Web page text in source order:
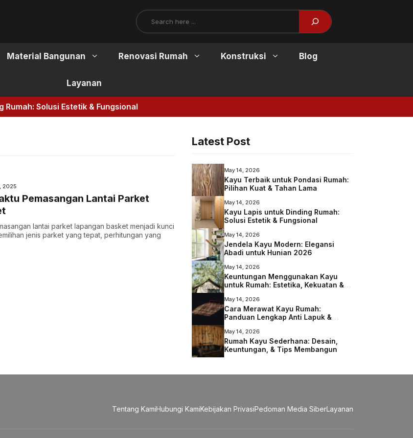
Search Facebook
Material Bangunan Renovasi Rumah Konstruksi Blog
Layanan
Estetik & Fungsional
2025
Pemasangan Lantai Parket
lantai parket lapangan basket menjadi kunci
jenis parket yang tepat, perhitungan yang
Latest Post
May 14, 2026
Kayu Terbaik untuk Pondasi Rumah:
Pilihan Kuat & Tahan Lama
May 14, 2026
Kayu Lapis untuk Dinding Rumah:
Solusi Estetik & Fungsional
May 14, 2026
Jendela Kayu Modern: Elegansi
Abadi untuk Hunian 2026
May 14, 2026
Keuntungan Menggunakan Kayu
untuk Rumah: Estetika, Kekuatan &
May 14, 2026
Cara Merawat Kayu Rumah:
Panduan Lengkap Anti Lapuk &
May 14, 2026
Rumah Kayu Sederhana: Desain,
Keuntungan, & Tips Membangun
Tentang KamiHubungi KamiKebijakan PrivasiPedoman Media SiberLayanan